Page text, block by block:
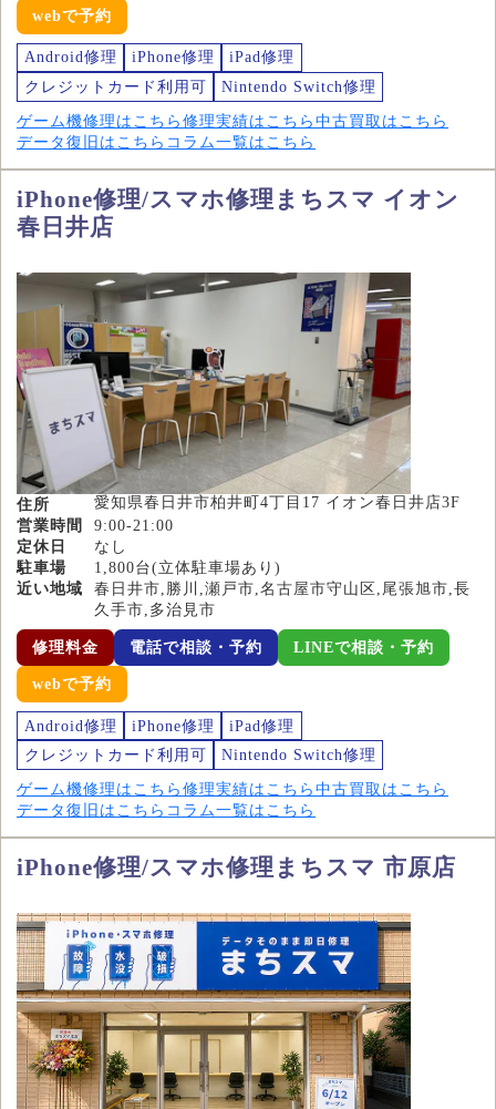
webで予約
Android修理 iPhone修理
iPad修理
クレジットカード利用可
Nintendo Switch修理
ゲーム機修理はこちら 修理実績はこちら 中古買取はこちら
データ復旧はこちら コラム一覧はこちら
iPhone修理/スマホ修理まちスマ イオン
春日井店
住所
愛知県春日井市柏井町4丁目17 イオン春日井店3F
営業時間
9:00-21:00
定休日
なし
駐車場
1,800台(立体駐車場あり)
近い地域
春日井市,勝川,瀬戸市,名古屋市守山区,尾張旭市,長
久手市,多治見市
修理料金 電話で相談・予約 LINEで相談・予約
webで予約
Android修理 iPhone修理
iPad修理
クレジットカード利用可
Nintendo Switch修理
ゲーム機修理はこちら 修理実績はこちら 中古買取はこちら
データ復旧はこちら コラム一覧はこちら
iPhone修理/スマホ修理まちスマ 市原店